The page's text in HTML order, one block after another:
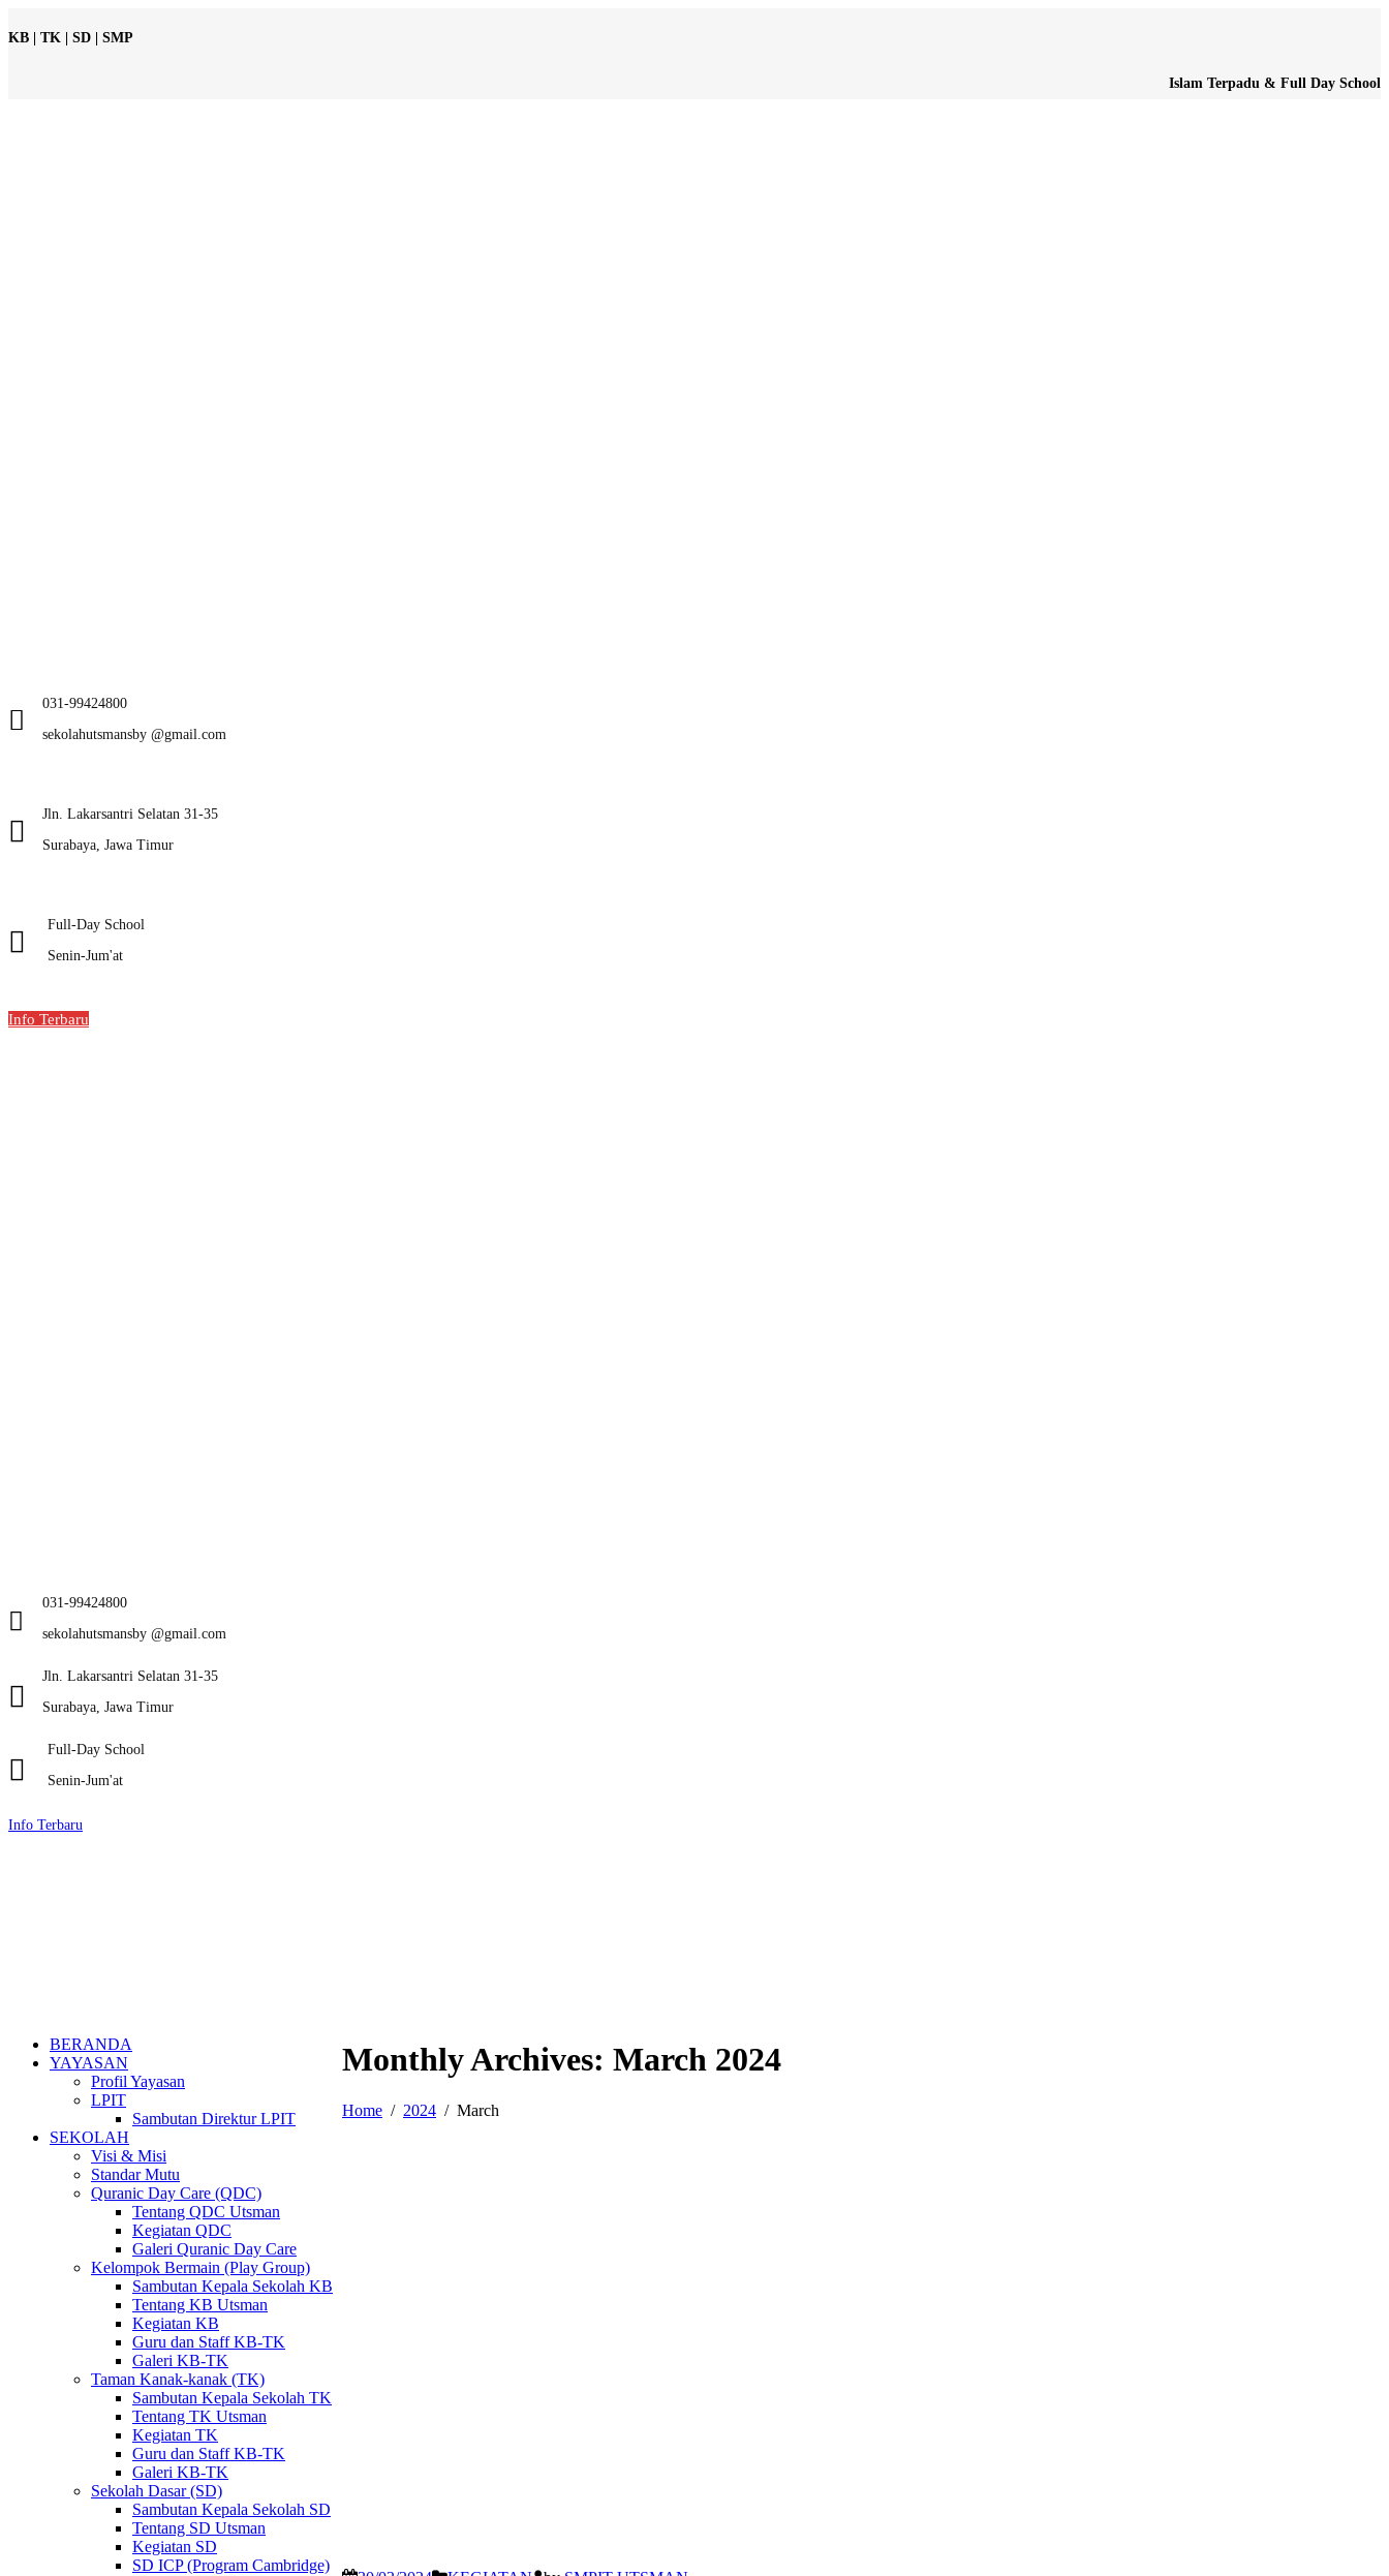
KB | TK | SD | SMP
Islam Terpadu & Full Day School
031-99424800
sekolahutsmansby @gmail.com
Jln. Lakarsantri Selatan 31-35
Surabaya, Jawa Timur
Full-Day School
Senin-Jum'at
Info Terbaru
031-99424800
sekolahutsmansby @gmail.com
Jln. Lakarsantri Selatan 31-35
Surabaya, Jawa Timur
Full-Day School
Senin-Jum'at
Info Terbaru
BERANDA
YAYASAN
Profil Yayasan
LPIT
Sambutan Direktur LPIT
SEKOLAH
Visi & Misi
Standar Mutu
Quranic Day Care (QDC)
Tentang QDC Utsman
Kegiatan QDC
Galeri Quranic Day Care
Kelompok Bermain (Play Group)
Sambutan Kepala Sekolah KB
Tentang KB Utsman
Kegiatan KB
Guru dan Staff KB-TK
Galeri KB-TK
Taman Kanak-kanak (TK)
Sambutan Kepala Sekolah TK
Tentang TK Utsman
Kegiatan TK
Guru dan Staff KB-TK
Galeri KB-TK
Sekolah Dasar (SD)
Sambutan Kepala Sekolah SD
Tentang SD Utsman
Kegiatan SD
SD ICP (Program Cambridge)
Monthly Archives: March 2024
Home 2024 March